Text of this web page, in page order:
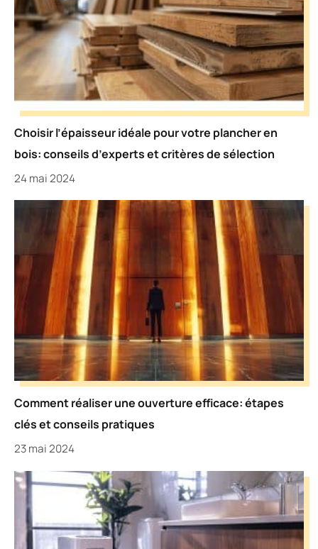
Choisir l’épaisseur idéale pour votre plancher en
bois: conseils d’experts et critères de sélection
24 mai 2024
Comment réaliser une ouverture efficace: étapes
clés et conseils pratiques
23 mai 2024